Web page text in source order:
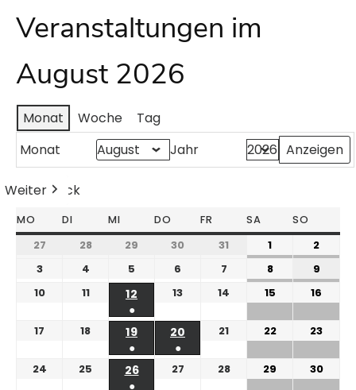
Veranstaltungen im
August 2026
Monat Woche
Tag
Monat
Jahr
Zurück
Heute
Weiter
MO DI MI DO FR SA SO
27 28 29 30 31 1
2
3
4 5 6 7 8
9
10
11
12
●
13 14 15 16
17 18
19
●
20
●
21 22 23
24 25
26
●
27 28 29 30